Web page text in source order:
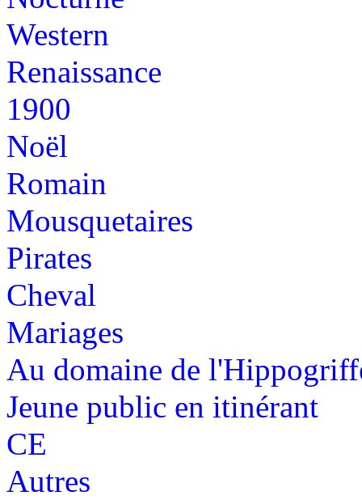
Western
Renaissance
1900
Noël
Romain
Mousquetaires
Pirates
Cheval
Mariages
Au domaine de
Jeune public en itinérant
CE
Autres